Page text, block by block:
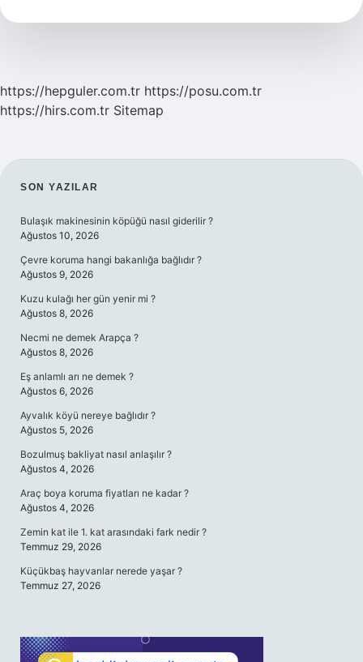
Tipine
https://hepguler.com.tr https://posu.com.tr
https://hirs.com.tr Sitemap
SIDEBAR
SON YAZILAR
Bulaşık makinesinin köpüğü nasıl giderilir ?
Ağustos 10, 2026
Çevre koruma hangi bakanlığa bağlıdır ?
Ağustos 9, 2026
Kuzu kulağı her gün yenir mi ?
Ağustos 8, 2026
Necmi ne demek Arapça ?
Ağustos 8, 2026
Eş anlamlı arı ne demek ?
Ağustos 6, 2026
Ayvalık köyü nereye bağlıdır ?
Ağustos 5, 2026
Bozulmuş bakliyat nasıl anlaşılır ?
Ağustos 4, 2026
Araç boya koruma fiyatları ne kadar ?
Ağustos 4, 2026
Zemin kat ile 1. kat arasındaki fark nedir ?
Temmuz 29, 2026
Küçükbaş hayvanlar nerede yaşar ?
Temmuz 27, 2026